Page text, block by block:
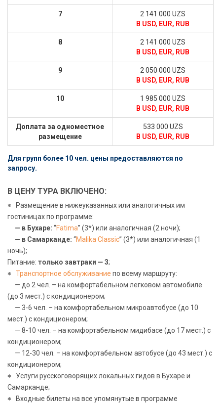
7
2 141 000 UZS
В USD, EUR, RUB
8
2 141 000 UZS
В USD, EUR, RUB
9
2 050 000 UZS
В USD, EUR, RUB
10
1 985 000 UZS
В USD, EUR, RUB
Доплата за одноместное
размещение
533 000 UZS
В USD, EUR, RUB
Для групп более 10 чел. цены предоставляются по
запросу.
В ЦЕНУ ТУРА ВКЛЮЧЕНО:
Размещение в нижеуказанных или аналогичных им
гостиницах по программе:
— в Бухаре: “Fatima” (3*) или аналогичная (2 ночи);
— в Самарканде: “Malika Classic” (3*) или аналогичная (1
ночь);
Питание: только завтраки — 3;
Транспортное обслуживание по всему маршруту:
— до 2 чел. – на комфортабельном легковом автомобиле
(до 3 мест.) с кондиционером;
— 3-6 чел. – на комфортабельном микроавтобусе (до 10
мест.) с кондиционером;
— 8-10 чел. – на комфортабельном мидибасе (до 17 мест.) с
кондиционером;
— 12-30 чел. – на комфортабельном автобусе (до 43 мест.) с
кондиционером;
Услуги русскоговорящих локальных гидов в Бухаре и
Самарканде;
Входные билеты на все упомянутые в программе